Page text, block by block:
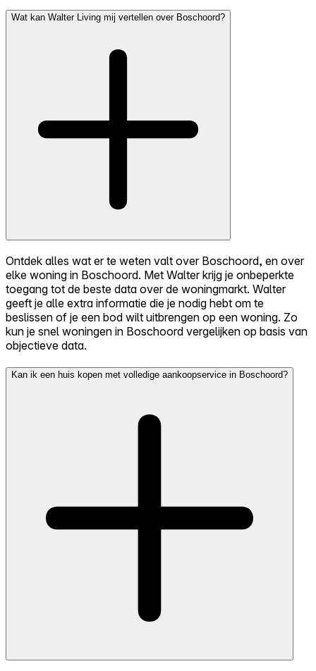
Wat kan Walter Living mij vertellen over Boschoord?
Ontdek alles wat er te weten valt over Boschoord, en over
elke woning in Boschoord. Met Walter krijg je onbeperkte
toegang tot de beste data over de woningmarkt. Walter
geeft je alle extra informatie die je nodig hebt om te
beslissen of je een bod wilt uitbrengen op een woning. Zo
kun je snel woningen in Boschoord vergelijken op basis van
objectieve data.
Kan ik een huis kopen met volledige aankoopservice in Boschoord?